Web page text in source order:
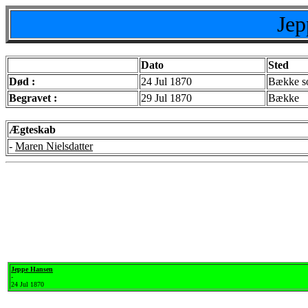
Dato
Sted
Død :
24 Jul 1870
Bække
Begravet :
29 Jul 1870 Bække
Ægteskab
- Maren Nielsdatter
Jeppe Hansen
-
24 Jul 1870